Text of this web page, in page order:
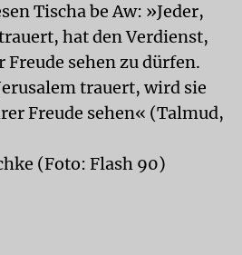
Tischa be Aw: »Jeder,
hat den Verdienst,
sehen zu dürfen.
trauert, wird sie
Freude sehen« (Talmud,
(Foto: Flash 90)